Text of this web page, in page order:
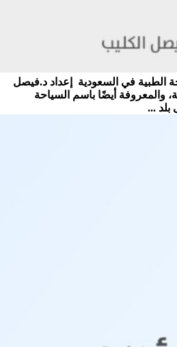
الطبية في السعودية إعداد د.فيصل
والمعروفة أيضًا باسم السياحة
بلد ...